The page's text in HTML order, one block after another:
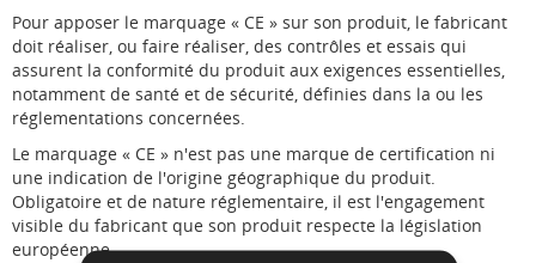
Pour apposer le marquage « CE » sur son produit, le fabricant
doit réaliser, ou faire réaliser, des contrôles et essais qui
assurent la conformité du produit aux exigences essentielles,
notamment de santé et de sécurité, définies dans la ou les
réglementations concernées.
Le marquage « CE » n'est pas une marque de certification ni
une indication de l'origine géographique du produit.
Obligatoire et de nature réglementaire, il est l'engagement
visible du fabricant que son produit respecte la législation
européenne.